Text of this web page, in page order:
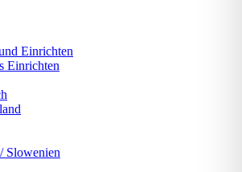
Einrichten
Einrichten
Slowenien